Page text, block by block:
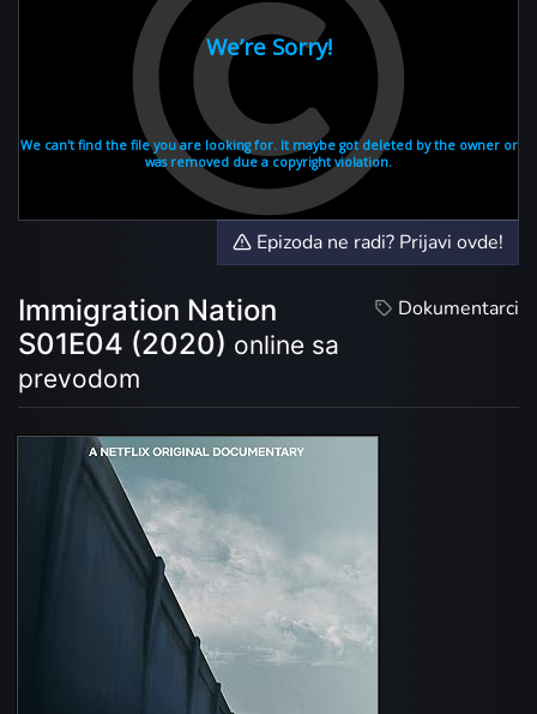
Epizoda ne radi? Prijavi ovde!
Dokumentarci
Immigration Nation
S01E04 (2020) online sa
prevodom